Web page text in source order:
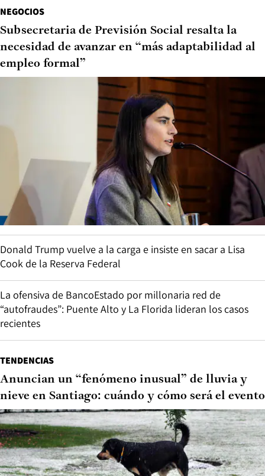
NEGOCIOS
Subsecretaria de Previsión Social resalta la
necesidad de avanzar en “más adaptabilidad al
empleo formal”
Donald Trump vuelve a la carga e insiste en sacar a Lisa
Cook de la Reserva Federal
La ofensiva de BancoEstado por millonaria red de
“autofraudes”: Puente Alto y La Florida lideran los casos
recientes
TENDENCIAS
Anuncian un “fenómeno inusual” de lluvia y
nieve en Santiago: cuándo y cómo será el evento